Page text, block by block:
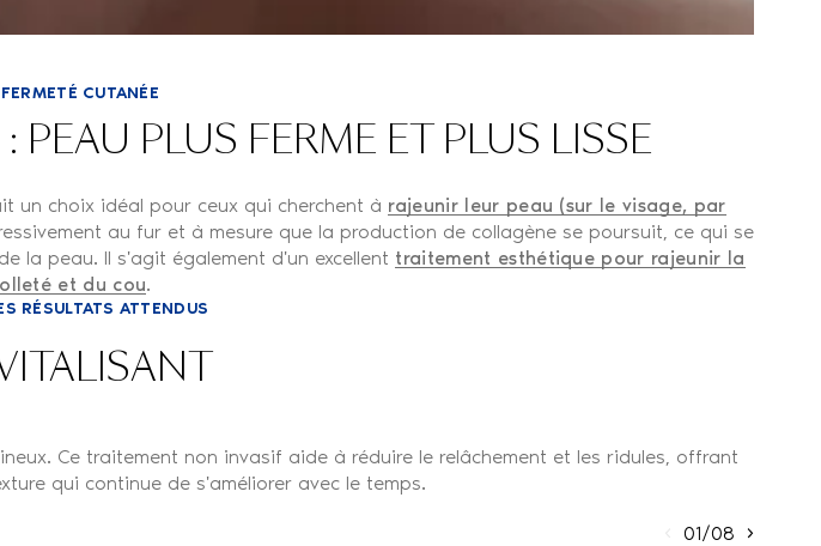
CUTANÉE
PLUS FERME ET PLUS LISSE
un choix idéal pour ceux qui cherchent à rajeunir leur peau (sur le visage, par
au fur et à mesure que la production de collagène se poursuit, ce qui se
la peau. Il s'agit également d'un excellent traitement esthétique pour rajeunir la
et du cou.
RÉSULTATS ATTENDUS
Ce traitement non invasif aide à réduire le relâchement et les ridules, offrant
qui continue de s'améliorer avec le temps.
01/08